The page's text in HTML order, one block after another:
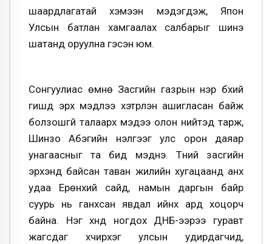
шаардлагатай хэмээн мэдэгдэж, Япон
Улсын батлан хамгаалах салбарыг шинэ
шатанд оруулна гэсэн юм.
Сонгуулиас өмнө Засгийн газрын нэр бүхий
гишүүд эрх мэдлээ хэтрүүлэн ашигласан байж
болзошгүй талаарх мэдээ олон нийтэд тарж,
Шинзо Абэгийн үнэлгээг улс орон даяар
унагаасныг та бид мэднэ. Түүний засгийн
эрхэнд байсан таван жилийн хугацаанд анх
удаа Ерөнхий сайд, намын даргын байр
суурь нь ганхсан явдал ийнхүү ард хоцорч
байна. Нэг хүнд ногдох ДНБ-ээрээ гуравт
жагсдаг хүчирхэг улсын удирдагчид,